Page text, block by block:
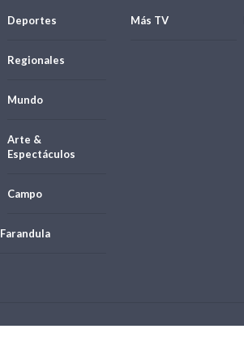
Deportes
Regionales
Mundo
Arte &
Espectáculos
Campo
Farandula
Más TV